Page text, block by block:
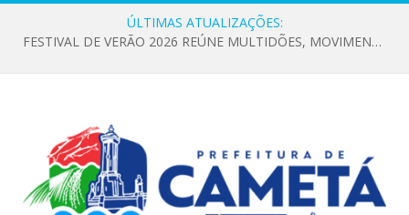
ÚLTIMAS ATUALIZAÇÕES:
FESTIVAL DE VERÃO 2026 REÚNE MULTIDÕES, MOVIMENTA A ECONOMIA E FORTALECE A CULTURA LOCAL